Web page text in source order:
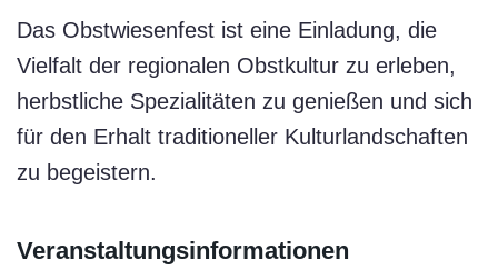
Das Obstwiesenfest ist eine Einladung, die
Vielfalt der regionalen Obstkultur zu erleben,
herbstliche Spezialitäten zu genießen und sich
für den Erhalt traditioneller Kulturlandschaften
zu begeistern.
Veranstaltungsinformationen